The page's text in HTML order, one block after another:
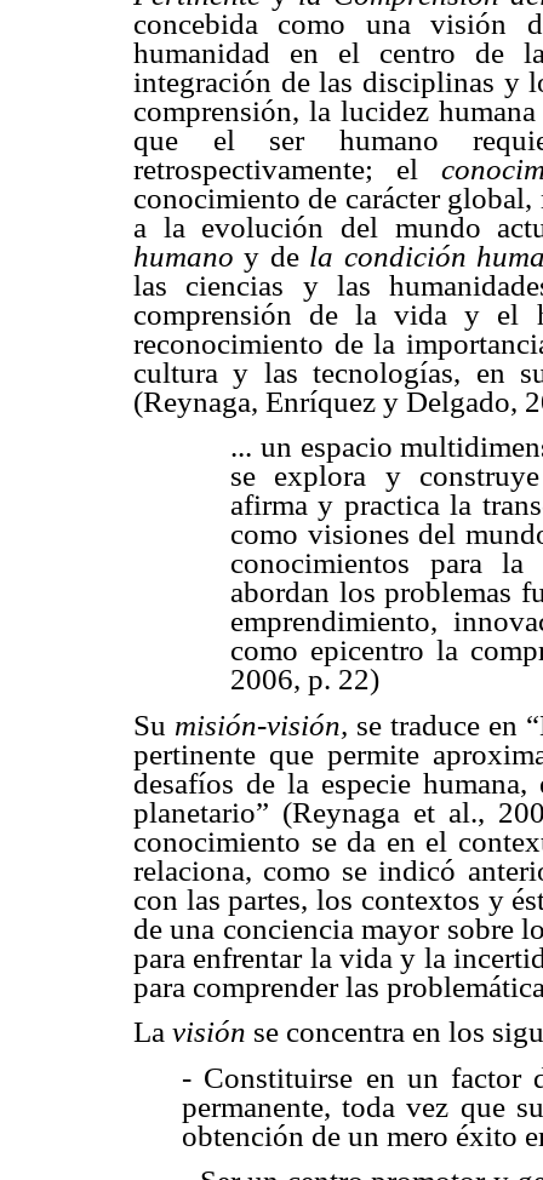
concebida como una
humanidad en el centro de
integración de las disciplinas y
comprensión, la lucidez
que el ser humano
retrospectivamente; el
conocimiento de carácter
a la evolución del mundo
humanoy de la condición
las ciencias y las
comprensión de la vida y el
reconocimiento de la
cultura y las tecnologías, en
(Reynaga, Enríquez y Delgado,
... un espacio
se explora y
afirma y practica la
como visiones del
conocimientos para
abordan los problemas
emprendimiento,
como epicentro la
2006, p. 22)
Su misión-visión, se traduce en
pertinente que permite
desafíos de la especie
planetario” (Reynaga et al.,
conocimiento se da en el
relaciona, como se indicó
con las partes, los contextos y
de una conciencia mayor sobre
para enfrentar la vida y la
para comprender las
La visión se concentra en los
- Constituirse en un factor
permanente, toda vez que
obtención de un mero éxito